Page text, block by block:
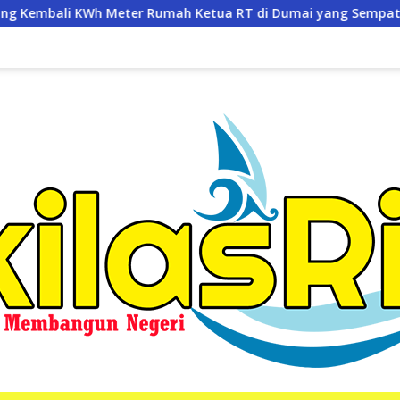
Ketua RT di Dumai yang Sempat Dicabut Video Viral